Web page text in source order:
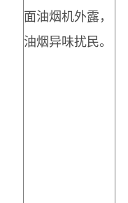
面油烟机外露，
油烟异味扰民。